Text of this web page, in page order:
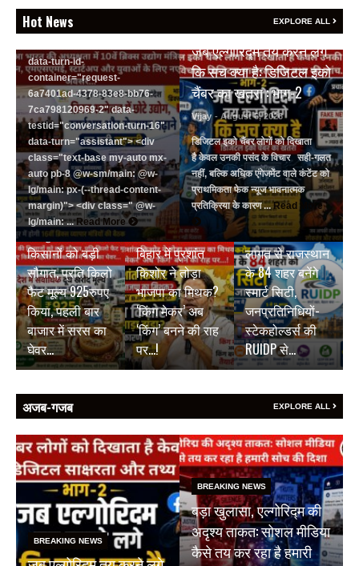
Hot News EXPLORE ALL
id="request-6a7401ad-4378-
data-turn-id-
container="request-
6a7401ad-4378-83e8-bb76-
7ca798120969-2" data-
testid="conversation-turn-16"
data-turn="assistant"> <div
class="text-base my-auto mx-
auto pb-8 @w-sm/main: @w-
lg/main: px-(--thread-content-
margin)"> <div class=" @w-
lg/main: ... Read More
जब एल्गोरिद्म तय करने लगे
कि सच क्या है: डिजिटल इको
चैंबर का खतरा : भाग-2
Vijay - August 6, 2026
डिजिटल इको चैंबर लोगों को दिखाता
है केवल उनकी पसंद के विचार सही-गलत
नहीं, बल्कि अधिक एंगेजमेंट वाले कंटेंट को
प्राथमिकता फेक न्यूज भावनात्मक
प्रतिक्रिया के कारण ... Read More
BREAKING NEWS
जयपुर डेयरी की
किसानों को बड़ी
सौगात, प्रति किलो
फैट मूल्य 925रुपए
किया, पहली बार
बाजार में सरस का
घेवर…
BREAKING NEWS
बिहार में प्रशांत
किशोर ने तोड़ा
भाजपा का मिथक?
‘किंग मेकर’ अब
‘किंग’ बनने की राह
पर…!
BREAKING NEWS
₹9500 करोड़ की
लागत से राजस्थान
के 84 शहर बनेंगे
स्मार्ट सिटी,
जनप्रतिनिधियों-
स्टेकहोल्डर्स की
RUIDP से…
अजब-गजब EXPLORE ALL
BREAKING NEWS
BREAKING NEWS
बड़ा खुलासा, एल्गोरिद्म की
अदृश्य ताकत: सोशल मीडिया
कैसे तय कर रहा है हमारी